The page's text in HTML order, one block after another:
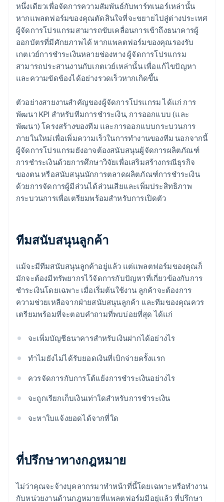
หนึ่งเดียวเพื่อจัดการความสัมพันธ์กับพาร์ทเนอร์เหล่านั้น
หากแพลตฟอร์มของคุณตัดสินใจที่จะขยายไปสู่ต่างประเทศ
ผู้จัดการโปรแกรมสามารถขับเคลื่อนการเข้าถึงธนาคารผู้
ออกบัตรที่มีศักยภาพได้ หากแพลตฟอร์มของคุณรองรับ
เกตเวย์การชำระเงินหลายช่องทาง ผู้จัดการโปรแกรม
สามารถประสานงานกับเกตเวย์เหล่านั้น เพื่อแก้ไขปัญหา
และความขัดข้องได้อย่างรวดเร็วหากเกิดขึ้น
ตัวอย่างสายงานสำคัญของผู้จัดการโปรแกรม ได้แก่ การ
พัฒนา KPI สำหรับทีมการชำระเงิน, การออกแบบ (และ
พัฒนา) โครงสร้างของทีม และการออกแบบกระบวนการ
ภายในใหม่เพื่อเพิ่มความเร็วในการทำงานของทีม นอกจากนี้
ผู้จัดการโปรแกรมยังอาจต้องสนับสนุนผู้จัดการผลิตภัณฑ์
การชำระเงินด้วยการศึกษาวิจัยเพื่อเสริมสร้างกรณีธุรกิจ
ของตน หรือสนับสนุนนักการตลาดผลิตภัณฑ์การชำระเงิน
ด้วยการจัดการผู้มีส่วนได้ส่วนเสียและเพิ่มประสิทธิภาพ
กระบวนการเพื่อเตรียมพร้อมสำหรับการเปิดตัว
ทีมสนับสนุนลูกค้า
แม้จะมีทีมสนับสนุนลูกค้าอยู่แล้ว แต่แพลตฟอร์มของคุณก็
มักจะต้องมีทรัพยากรไว้จัดการกับปัญหาที่เกี่ยวข้องกับการ
ชำระเงินโดยเฉพาะ เมื่อเริ่มต้นใช้งาน ลูกค้าจะต้องการ
ความช่วยเหลือจากฝ่ายสนับสนุนลูกค้า และทีมของคุณควร
เตรียมพร้อมที่จะตอบคำถามที่พบบ่อยที่สุด ได้แก่
จะเพิ่มบัญชีธนาคารสำหรับเงินฝากได้อย่างไร
ทำไมยังไม่ได้รับยอดเงินที่เบิกจ่ายครั้งแรก
ควรจัดการกับการโต้แย้งการชำระเงินอย่างไร
จะถูกเรียกเก็บเงินเท่าใดสำหรับการชำระเงิน
จะหาใบแจ้งยอดได้จากที่ใด
ที่ปรึกษาทางกฎหมาย
ไม่ว่าคุณจะจ้างบุคลากรมาทำหน้าที่นี้โดยเฉพาะหรือทำงาน
กับหน่วยงานด้านกฎหมายที่แพลตฟอร์มมีอยู่แล้ว ที่ปรึกษา